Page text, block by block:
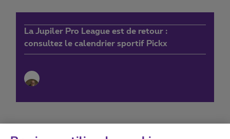
La Jupiler Pro League est de retour :
consultez le calendrier sportif Pickx